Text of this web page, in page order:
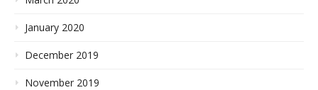
January 2020
December 2019
November 2019